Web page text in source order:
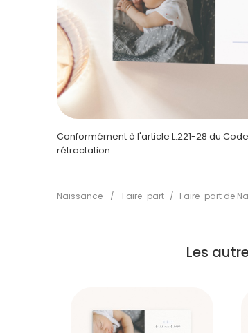
Naissance / Faire-part / Faire-part de
Conformément à l'article L.221-28 du
rétractation.
Les